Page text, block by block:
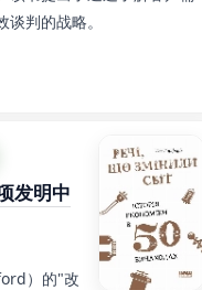
判的战略。
发明中
）的"改